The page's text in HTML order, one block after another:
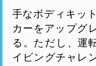
手なボディキッ
カーをアップグ
る。ただし、運
イビングチャレ